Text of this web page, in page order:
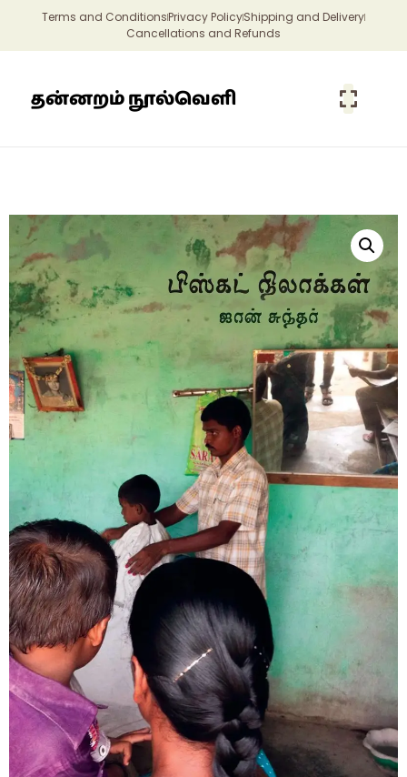
Terms and ConditionsPrivacy PolicyShipping and Delivery
Cancellations and Refunds
தன்னறம் நூல்வெளி